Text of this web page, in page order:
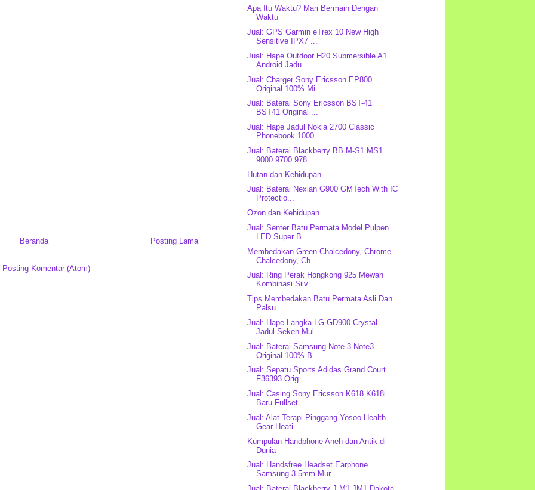
Posting Lama
Beranda
Posting Komentar (Atom)
Apa Itu Waktu? Mari Bermain Dengan
Waktu
Jual: GPS Garmin eTrex 10 New High
Sensitive IPX7 ...
Jual: Hape Outdoor H20 Submersible A1
Android Jadu...
Jual: Charger Sony Ericsson EP800
Original 100% Mi...
Jual: Baterai Sony Ericsson BST-41
BST41 Original ...
Jual: Hape Jadul Nokia 2700 Classic
Phonebook 1000...
Jual: Baterai Blackberry BB M-S1 MS1
9000 9700 978...
Hutan dan Kehidupan
Jual: Baterai Nexian G900 GMTech With IC
Protectio...
Ozon dan Kehidupan
Jual: Senter Batu Permata Model Pulpen
LED Super B...
Membedakan Green Chalcedony, Chrome
Chalcedony, Ch...
Jual: Ring Perak Hongkong 925 Mewah
Kombinasi Silv...
Tips Membedakan Batu Permata Asli Dan
Palsu
Jual: Hape Langka LG GD900 Crystal
Jadul Seken Mul...
Jual: Baterai Samsung Note 3 Note3
Original 100% B...
Jual: Sepatu Sports Adidas Grand Court
F36393 Orig...
Jual: Casing Sony Ericsson K618 K618i
Baru Fullset...
Jual: Alat Terapi Pinggang Yosoo Health
Gear Heati...
Kumpulan Handphone Aneh dan Antik di
Dunia
Jual: Handsfree Headset Earphone
Samsung 3.5mm Mur...